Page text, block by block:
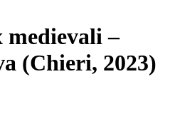
medievali –
(Chieri, 2023)